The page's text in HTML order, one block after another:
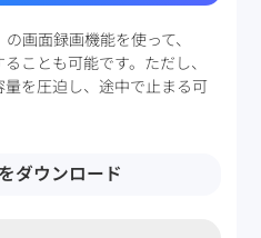
画面録画機能を使って、
ことも可能です。ただし、
を圧迫し、途中で止まる可
ダウンロード